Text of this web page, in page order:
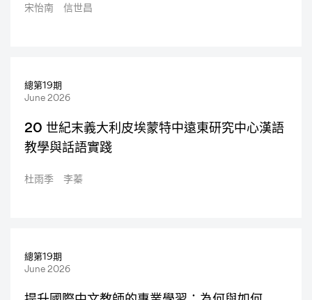
宋怡南 信世昌
總第19期
June 2026
20 世紀末義大利皮埃蒙特中遠東研究中心漢語
教學與話語實踐
杜雨季 李蓁
總第19期
June 2026